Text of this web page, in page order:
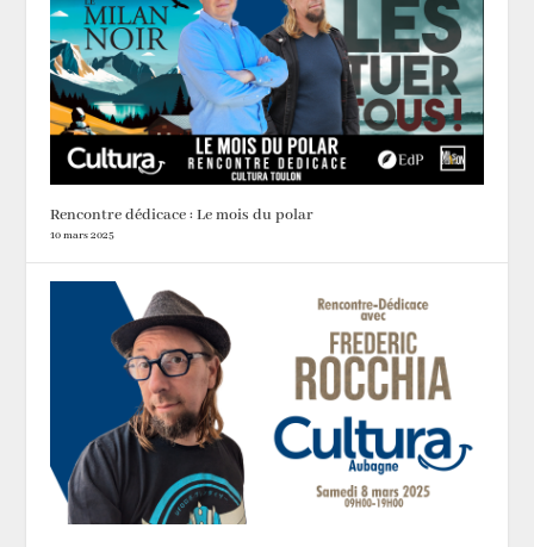
Rencontre dédicace : Le mois du polar
10 mars 2025